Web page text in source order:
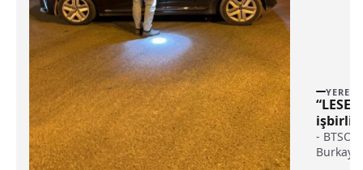
YEREL
haberi
- BTSO